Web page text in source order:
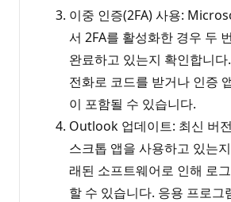
이중 인증(2FA) 사용:
서 2FA를 활성화한 경우 두
완료하고 있는지 확인합니
전화로 코드를 받거나 인증
이 포함될 수 있습니다.
Outlook 업데이트: 최신 버
스크톱 앱을 사용하고 있는
래된 소프트웨어로 인해 로
할 수 있습니다. 응용 프로그